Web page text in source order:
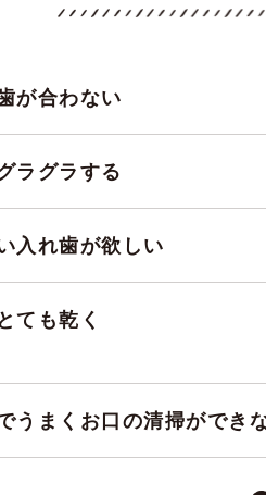
が合わない
ラグラする
入れ歯が欲しい
ても乾く
うまくお口の清掃ができ